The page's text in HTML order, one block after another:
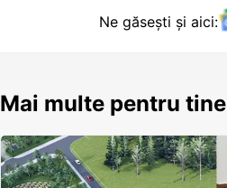
Ne găsești și aici:
Mai multe pentru tine